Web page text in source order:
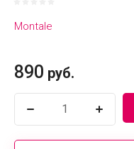
Montale
890 руб.